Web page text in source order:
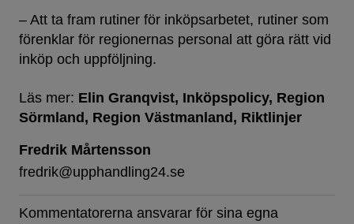
– Att ta fram rutiner för inköpsarbetet, rutiner som
förenklar för regionernas personal att göra rätt vid
inköp och uppföljning.
Läs mer: Elin Granqvist Inköpspolicy Region
Sörmland
Region Västmanland Riktlinjer
Fredrik Mårtensson
fredrik@upphandling24.se
Kommentatorerna ansvarar för sina egna